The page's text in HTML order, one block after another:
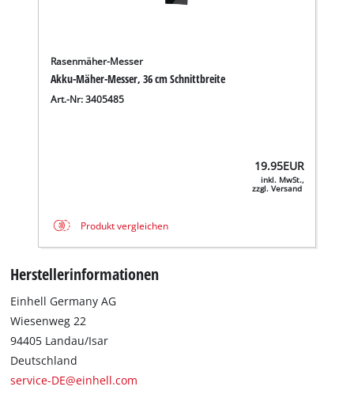
Rasenmäher-Messer
Akku-Mäher-Messer, 36 cm Schnittbreite
Art.-Nr: 3405485
19.95EUR
inkl. MwSt.,
zzgl. Versand
Produkt vergleichen
Herstellerinformationen
Einhell Germany AG
Wiesenweg 22
94405 Landau/Isar
Deutschland
service-DE@einhell.com